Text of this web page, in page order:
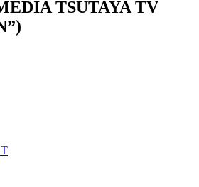
TSUTAYA TV